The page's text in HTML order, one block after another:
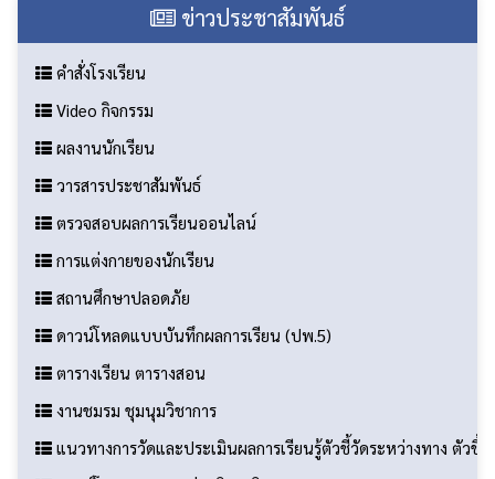
ข้อมูลพื้นฐานของสถานศึกษา
คำสั่งโรงเรียน
Video กิจกรรม
ผลงานนักเรียน
วารสารประชาสัมพันธ์
ตรวจสอบผลการเรียนออนไลน์
การแต่งกายของนักเรียน
สถานศึกษาปลอดภัย
ดาวน์โหลดแบบบันทึกผลการเรียน (ปพ.5)
ตารางเรียน ตารางสอน